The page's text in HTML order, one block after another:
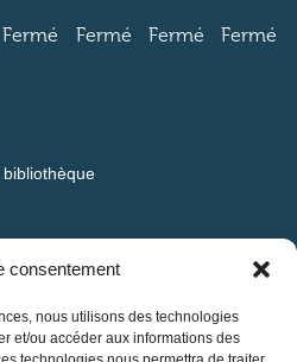
consentement
nous utilisons des technologies
et/ou accéder aux informations des
Fermé Fermé Fermé Fermé